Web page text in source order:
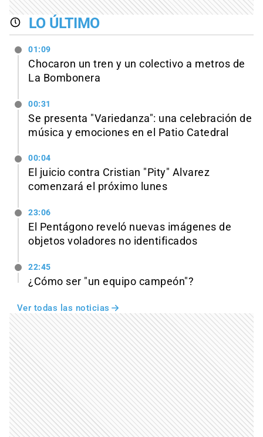
LO ÚLTIMO
01:09
Chocaron un tren y un colectivo a metros de
La Bombonera
00:31
Se presenta "Variedanza": una celebración de
música y emociones en el Patio Catedral
00:04
El juicio contra Cristian "Pity" Alvarez
comenzará el próximo lunes
23:06
El Pentágono reveló nuevas imágenes de
objetos voladores no identificados
22:45
¿Cómo ser "un equipo campeón"?
Ver todas las noticias